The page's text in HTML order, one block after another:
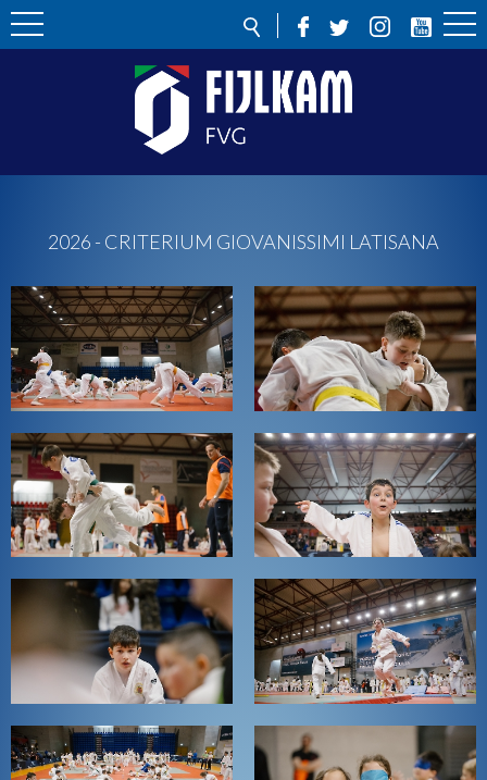
2026 - CRITERIUM GIOVANISSIMI LATISANA